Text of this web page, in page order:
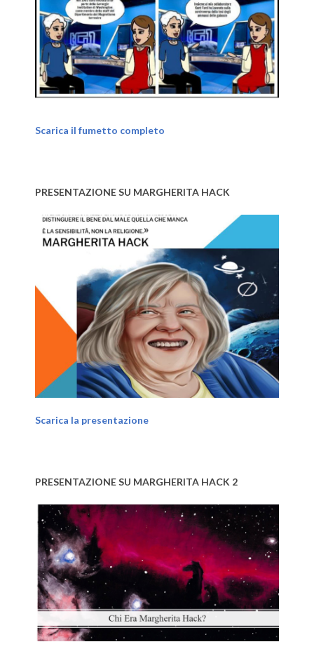
Scarica il fumetto completo
PRESENTAZIONE SU MARGHERITA HACK
Scarica la presentazione
PRESENTAZIONE SU MARGHERITA HACK 2